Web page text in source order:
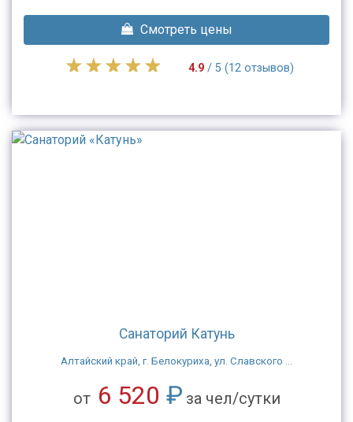
Смотреть цены
4.9/ 5 (12 отзывов)
Санаторий Катунь
Алтайский край, г. Белокуриха, ул. Славского ...
от 6 520 ₽ за чел/сутки